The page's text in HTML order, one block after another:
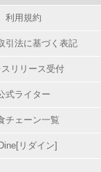
利用規約
引法に基づく表記
スリリース受付
式ライター
チェーン一覧
リダイン]